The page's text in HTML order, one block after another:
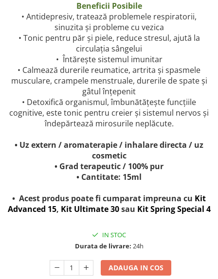
Beneficii Posibile
• Antidepresiv, tratează problemele respiratorii,
sinuzita și probleme cu vezica
• Tonic pentru păr și piele, reduce stresul, ajută la
circulația sângelui
• Întărește sistemul imunitar
• Calmează durerile reumatice, artrita și spasmele
musculare, crampele menstruale, durerile de spate și
gâtul înțepenit
• Detoxifică organismul, îmbunătățește funcțiile
cognitive, este tonic pentru creier și sistemul nervos și
îndepărtează mirosurile neplăcute.
• Uz extern / aromaterapie / inhalare directa / uz
cosmetic
• Grad terapeutic / 100% pur
• Cantitate: 15ml
• Acest produs poate fi cumparat impreuna cu Kit
Advanced 15, Kit Ultimate 30sau Kit Spring Special 4
IN STOC
Durata de livrare: 24h
ADAUGA IN COS